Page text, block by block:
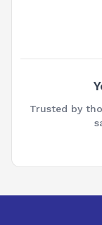
Trusted by